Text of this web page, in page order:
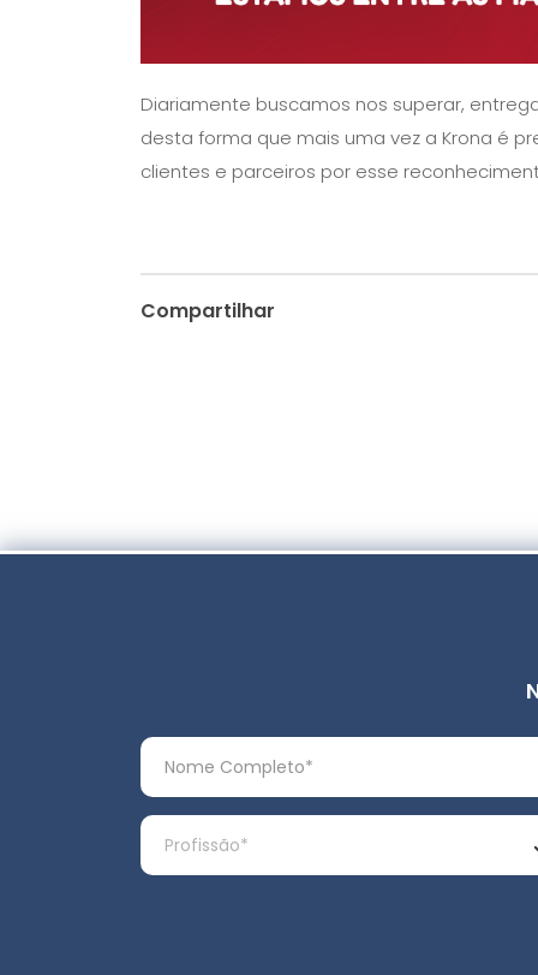
Diariamente buscamos nos superar,
desta forma que mais uma vez a Krona é
clientes e parceiros por esse
Compartilhar